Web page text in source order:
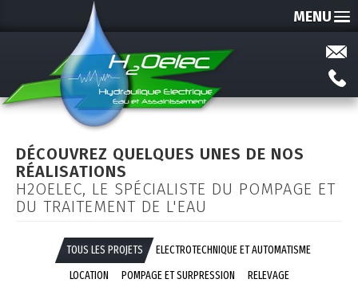
MENU
DÉCOUVREZ QUELQUES UNES DE NOS
RÉALISATIONS
H2OELEC, LE SPÉCIALISTE DU POMPAGE ET
DU TRAITEMENT DE L'EAU
TOUS LES PROJETS
ELECTROTECHNIQUE ET AUTOMATISME
LOCATION
POMPAGE ET SURPRESSION
RELEVAGE